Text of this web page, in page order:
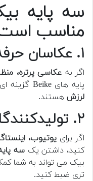
سه پایه
مناسب
۱. عکاسان حرفه ای و نیمه حرفه ای
اگر به عکاسی پرتره،
پایه های Beike گزینه ای عالی برای ثبت
لرزش هستند.
۲. تولیدکنندگان محتوا و ولاگرها
اگر براییوتیوب،
کنید، داشتن یکسه
بیک می تواند به شما
تری ضبط کنید.